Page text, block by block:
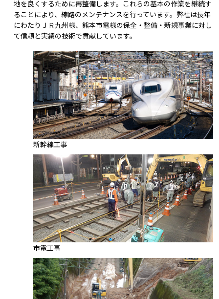
地を良くするために再整備します。これらの基本の作業を継続す
ることにより、線路のメンテナンスを行っています。弊社は長年
にわたりＪＲ九州様、熊本市電様の保全・整備・新規事業に対し
て信頼と実績の技術で貢献しています。
新幹線工事
市電工事